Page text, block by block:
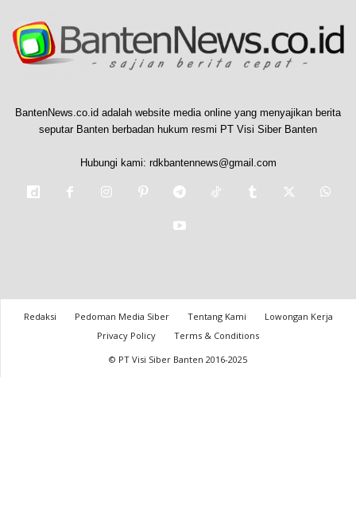
BantenNews.co.id adalah website media online yang menyajikan berita
seputar Banten berbadan hukum resmi PT Visi Siber Banten
Hubungi kami: rdkbantennews@gmail.com
Redaksi Pedoman Media Siber Tentang Kami
Lowongan Kerja
Privacy Policy
Terms & Conditions
© PT Visi Siber Banten 2016-2025